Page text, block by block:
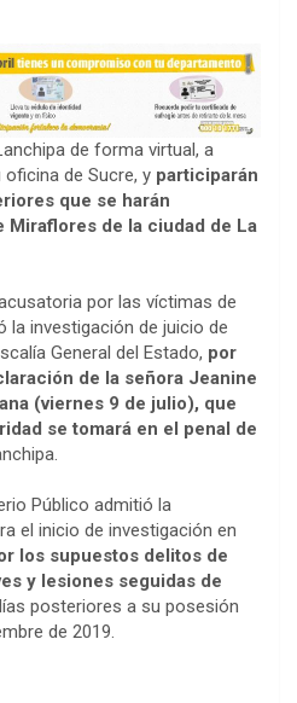
de forma virtual, a
de Sucre, y participarán
que se harán
Miraflores de la ciudad de La
por las víctimas de
la investigación de juicio de
General del Estado, por
de la señora Jeanine
(viernes 9 de julio), que
se tomará en el penal de
Público admitió la
el inicio de investigación en
los supuestos delitos de
y lesiones seguidas de
posteriores a su posesión
de 2019.